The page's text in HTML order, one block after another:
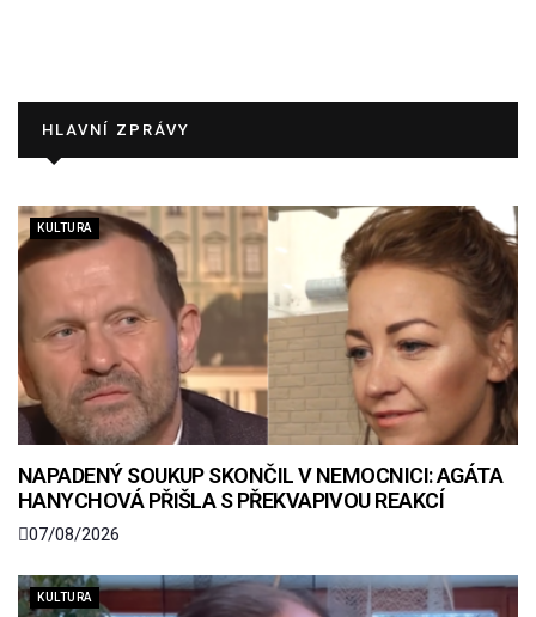
HLAVNÍ ZPRÁVY
KULTURA
NAPADENÝ SOUKUP SKONČIL V NEMOCNICI: AGÁTA
HANYCHOVÁ PŘIŠLA S PŘEKVAPIVOU REAKCÍ
07/08/2026
KULTURA